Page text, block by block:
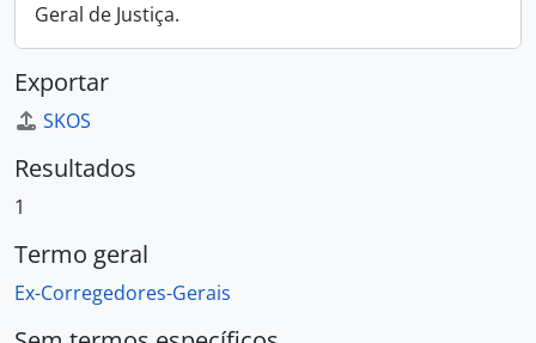
Geral de Justiça.
Exportar
SKOS
Resultados
1
Termo geral
Ex-Corregedores-Gerais